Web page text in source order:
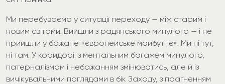
Ми перебуваємо у ситуації переходу — між старим і
новим світами. Вийшли з радянського минулого — і не
прийшли у бажане «європейське майбутнє». Ми ні тут,
ні там. У коридорі: з ментальним багажем минулого,
патерналізмом і небажанням змінюватись, але й із
вичікувальними поглядами в бік Заходу, з прагненням